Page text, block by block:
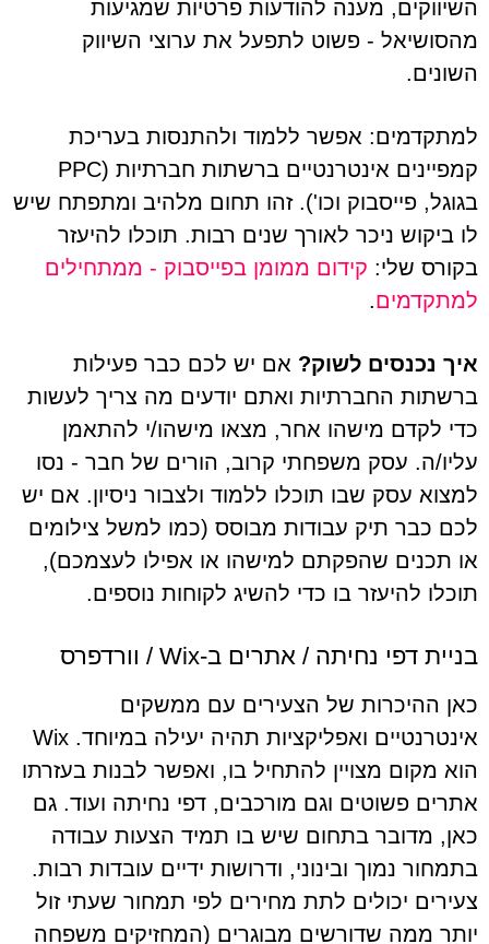
השיווקים, מענה להודעות פרטיות שמגיעות
מהסושיאל - פשוט לתפעל את ערוצי השיווק
השונים.
למתקדמים: אפשר ללמוד ולהתנסות בעריכת
קמפיינים אינטרנטיים ברשתות חברתיות (PPC
בגוגל, פייסבוק וכו'). זהו תחום מלהיב ומתפתח שיש
לו ביקוש ניכר לאורך שנים רבות. תוכלו להיעזר
בקורס שלי: קידום ממומן בפייסבוק - ממתחילים
למתקדמים.
איך נכנסים לשוק?אם יש לכם כבר פעילות
ברשתות החברתיות ואתם יודעים מה צריך לעשות
כדי לקדם מישהו אחר, מצאו מישהו/י להתאמן
עליו/ה. עסק משפחתי קרוב, הורים של חבר - נסו
למצוא עסק שבו תוכלו ללמוד ולצבור ניסיון. אם יש
לכם כבר תיק עבודות מבוסס (כמו למשל צילומים
או תכנים שהפקתם למישהו או אפילו לעצמכם),
תוכלו להיעזר בו כדי להשיג לקוחות נוספים.
בניית דפי נחיתה / אתרים ב-Wix / וורדפרס
כאן ההיכרות של הצעירים עם ממשקים
אינטרנטיים ואפליקציות תהיה יעילה במיוחד. Wix
הוא מקום מצויין להתחיל בו, ואפשר לבנות בעזרתו
אתרים פשוטים וגם מורכבים, דפי נחיתה ועוד. גם
כאן, מדובר בתחום שיש בו תמיד הצעות עבודה
בתמחור נמוך ובינוני, ודרושות ידיים עובדות רבות.
צעירים יכולים לתת מחירים לפי תמחור שעתי זול
יותר ממה שדורשים מבוגרים (המחזיקים משפחה